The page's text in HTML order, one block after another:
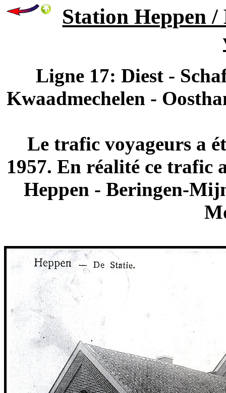
Station Heppen /
Ligne 17: Diest -
Kwaadmechelen -
Le trafic voyageurs a
1957. En réalité ce trafic
Heppen - Beringen-